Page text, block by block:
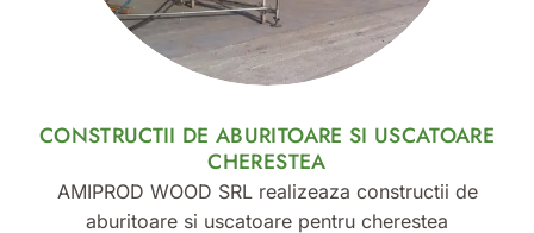
CONSTRUCTII DE ABURITOARE SI USCATOARE
CHERESTEA
AMIPROD WOOD SRL realizeaza constructii de
aburitoare si uscatoare pentru cherestea